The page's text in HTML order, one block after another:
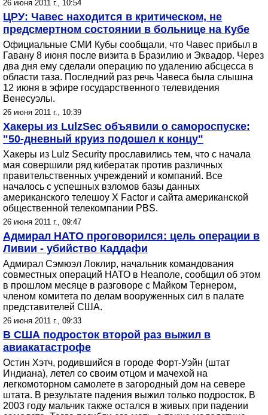
26 июня 2011 г., 10:54
ЦРУ: Чавес находится в критическом, не
предсмертном состоянии в больнице на Кубе
Официальные СМИ Кубы сообщали, что Чавес прибыл в
Гавану 8 июня после визита в Бразилию и Эквадор. Через
два дня ему сделали операцию по удалению абсцесса в
области таза. Последний раз речь Чавеса была слышна
12 июня в эфире государственного телевидения
Венесуэлы.
26 июня 2011 г., 10:39
Хакеры из LulzSec объявили о самороспуске:
"50-дневный круиз подошел к концу"
Хакеры из Lulz Security прославились тем, что с начала
мая совершили ряд кибератак против различных
правительственных учреждений и компаний. Все
началось с успешных взломов базы данных
американского телешоу X Factor и сайта американской
общественной телекомпании PBS.
26 июня 2011 г., 09:47
Адмирал НАТО проговорился: цель операции в
Ливии - убийство Каддафи
Адмирал Сэмюэл Локлир, начальник командования
совместных операций НАТО в Неаполе, сообщил об этом
в прошлом месяце в разговоре с Майком Тернером,
членом комитета по делам вооруженных сил в палате
представителей США.
26 июня 2011 г., 09:33
В США подросток второй раз выжил в
авиакатастрофе
Остин Хэтч, родившийся в городе Форт-Уэйн (штат
Индиана), летел со своим отцом и мачехой на
легкомоторном самолете в загородный дом на севере
штата. В результате падения выжил только подросток. В
2003 году мальчик также остался в живых при падении